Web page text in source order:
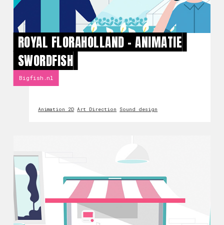
ROYAL FLORAHOLLAND - ANIMATIE
SWORDFISH
Bigfish.nl
Animation 2D Art Direction Sound design